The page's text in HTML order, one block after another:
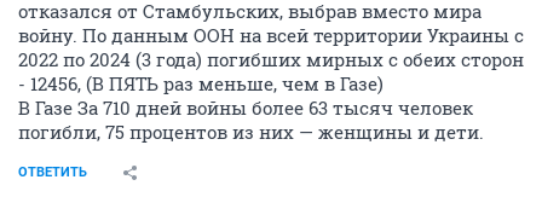
отказался от Стамбульских, выбрав вместо мира
войну. По данным ООН на всей территории Украины с
2022 по 2024 (3 года) погибших мирных с обеих сторон
- 12456, (В ПЯТЬ раз меньше, чем в Газе)
В Газе За 710 дней войны более 63 тысяч человек
погибли, 75 процентов из них — женщины и дети.
ОТВЕТИТЬ